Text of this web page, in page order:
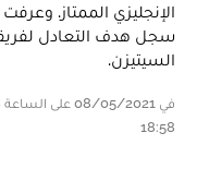
الإنجليزي الممتاز.
سجل هدف التعادل
السيتيزن.
18:58